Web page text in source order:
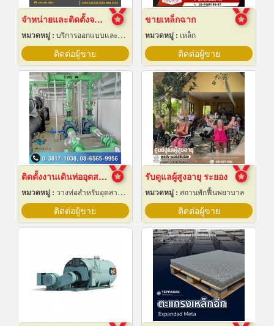
จำหน่ายและติดตั้งจอ LED Display Outdoor
หมวดหมู่ : บริการออกแบบและจัดทำป้ายโฆษณา 24 ชม.
ติดต่อผู้ขาย
ขายเหล็กฉาก
หมวดหมู่ : เหล็ก
ติดต่อผู้ขาย
ติดตั้งงานเดินท่ออุตสาหกรรม
หมวดหมู่ : วางท่อสำหรับอุตสาหกรรมท่อ
ติดต่อผู้ขาย
รับดูแลผู้สูงอายุ ระยอง
หมวดหมู่ : สถานพักฟื้นพยาบาล
ติดต่อผู้ขาย